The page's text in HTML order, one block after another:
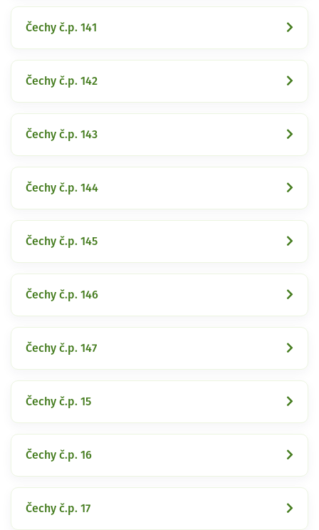
Čechy č.p. 141
Čechy č.p. 142
Čechy č.p. 143
Čechy č.p. 144
Čechy č.p. 145
Čechy č.p. 146
Čechy č.p. 147
Čechy č.p. 15
Čechy č.p. 16
Čechy č.p. 17